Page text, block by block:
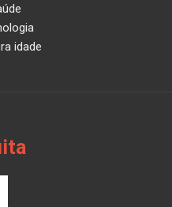
idade